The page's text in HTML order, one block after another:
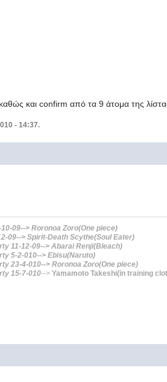
και confirm από τα 9 άτομα της
- 14:37.
09--> Roronoa Zoro(One piece)
09--> Spirit-Death Scythe(Soul Eater)
11-12-09--> Abarai Renji(Bleach)
5-2-010--> Ebisu(Naruto)
23-4-010-->Roronoa Zoro(One piece)
15-7-010-->Yamamoto Takeshi(in training